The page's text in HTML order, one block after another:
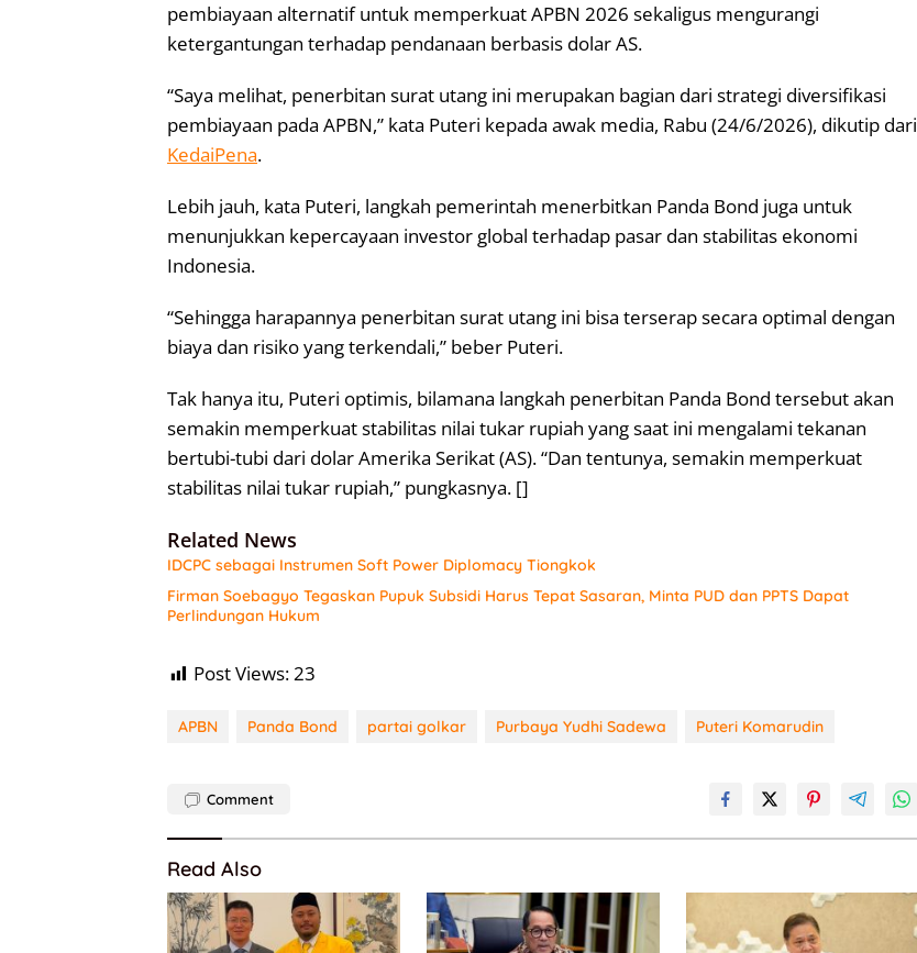
pembiayaan alternatif untuk memperkuat APBN 2026 sekaligus mengurangi
ketergantungan terhadap pendanaan berbasis dolar AS.
“Saya melihat, penerbitan surat utang ini merupakan bagian dari strategi diversifikasi
pembiayaan pada APBN,” kata Puteri kepada awak media, Rabu (24/6/2026), dikutip dari
KedaiPena.
Lebih jauh, kata Puteri, langkah pemerintah menerbitkan Panda Bond juga untuk
menunjukkan kepercayaan investor global terhadap pasar dan stabilitas ekonomi
Indonesia.
“Sehingga harapannya penerbitan surat utang ini bisa terserap secara optimal dengan
biaya dan risiko yang terkendali,” beber Puteri.
Tak hanya itu, Puteri optimis, bilamana langkah penerbitan Panda Bond tersebut akan
semakin memperkuat stabilitas nilai tukar rupiah yang saat ini mengalami tekanan
bertubi-tubi dari dolar Amerika Serikat (AS). “Dan tentunya, semakin memperkuat
stabilitas nilai tukar rupiah,” pungkasnya. []
Related News
IDCPC sebagai Instrumen Soft Power Diplomacy Tiongkok
Firman Soebagyo Tegaskan Pupuk Subsidi Harus Tepat Sasaran, Minta PUD dan PPTS Dapat
Perlindungan Hukum
Post Views:23
APBN Panda Bond partai golkar Purbaya Yudhi Sadewa Puteri Komarudin
Comment
Read Also